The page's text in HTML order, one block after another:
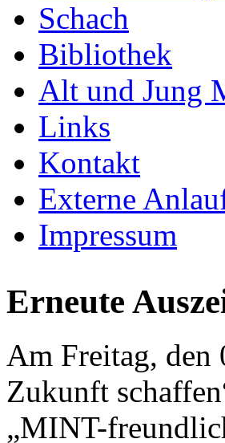
Schach
Bibliothek
Alt und Jung
Links
Kontakt
Externe
Impressum
Erneute
Am Freitag,
Zukunft
„MINT-